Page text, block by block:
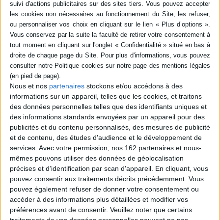
Nous et nos partenaires stockons et/ou accédons à des
informations sur un appareil, telles que les cookies, et traitons
des données personnelles telles que des identifiants uniques et
des informations standards envoyées par un appareil pour des
publicités et du contenu personnalisés, des mesures de publicité
et de contenu, des études d'audience et le développement de
services. Avec votre permission, nos 162 partenaires et nous-
mêmes pouvons utiliser des données de géolocalisation
précises et d’identification par scan d'appareil. En cliquant, vous
pouvez consentir aux traitements décrits précédemment. Vous
pouvez également refuser de donner votre consentement ou
accéder à des informations plus détaillées et modifier vos
préférences avant de consentir. Veuillez noter que certains
FRIDA ET LA MODE
En stock *
*stock limité
Frida Kahlo, au-delà des
apparences
Éditeur :Paris-Musées
42,00 €
Frida Kahlo, au-delà des
apparences : Palais
Galliera
Éditeur :Beaux-arts éditions
14,00 €